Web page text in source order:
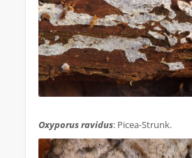
Oxyporus ravidus: Picea-Strunk.